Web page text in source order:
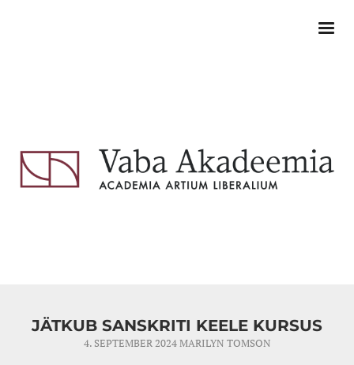
JÄTKUB SANSKRITI KEELE KURSUS
4. SEPTEMBER 2024MARILYN TOMSON